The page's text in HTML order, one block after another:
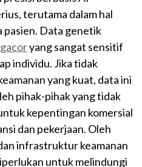
terutama dalam hal
pasien. Data genetik
yang sangat sensitif
individu. Jika tidak
yang kuat, data ini
pihak-pihak yang tidak
kepentingan komersial
dan pekerjaan. Oleh
infrastruktur keamanan
untuk melindungi